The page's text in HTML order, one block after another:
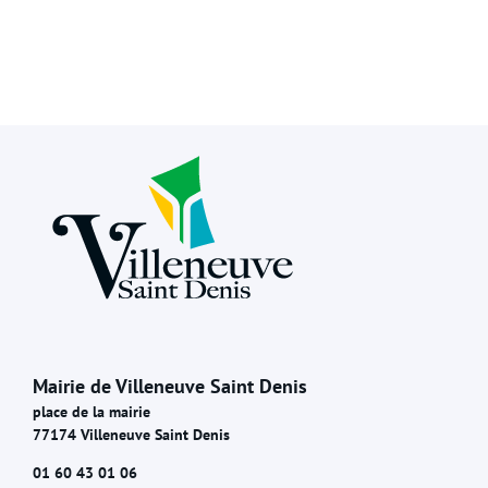
Mairie de Villeneuve Saint Denis
place de la mairie
77174 Villeneuve Saint Denis
01 60 43 01 06